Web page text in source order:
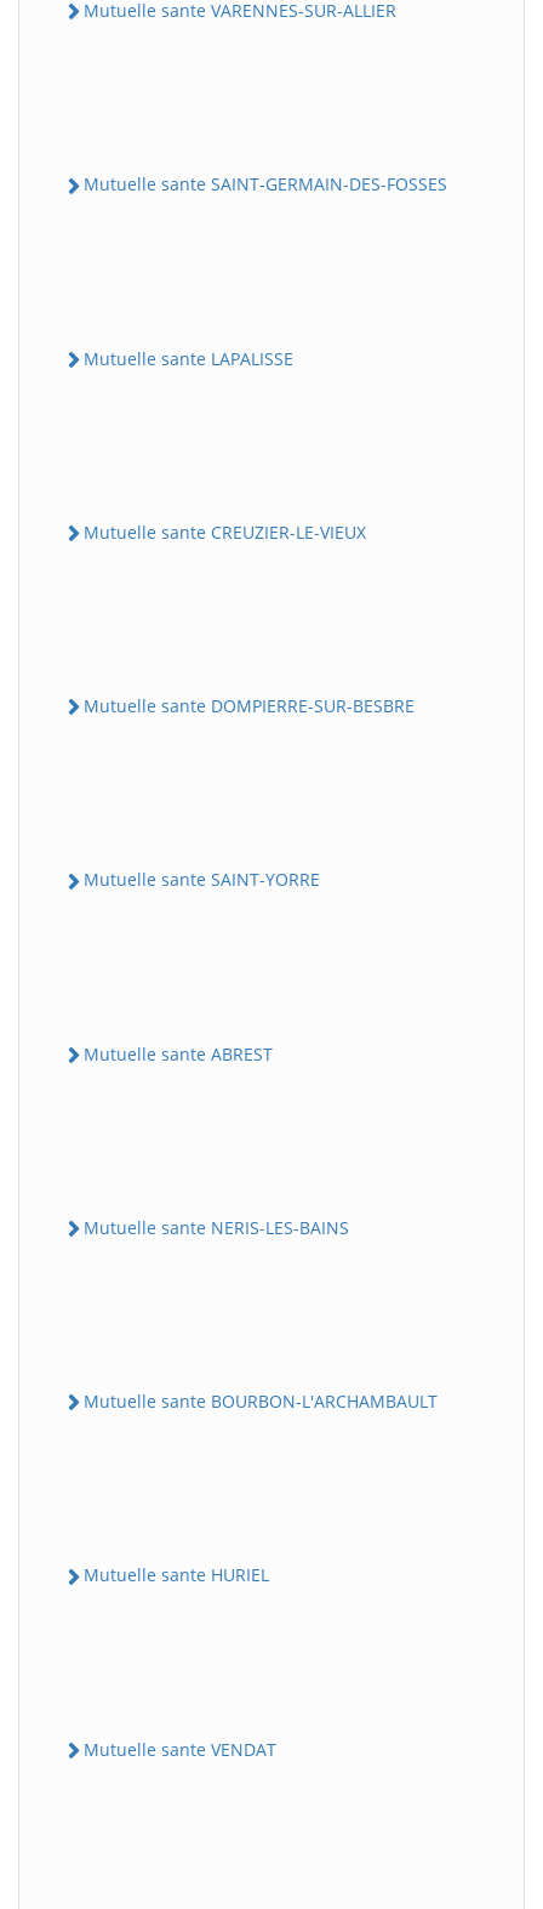
Mutuelle sante VARENNES-SUR-ALLIER
Mutuelle sante SAINT-GERMAIN-DES-FOSSES
Mutuelle sante LAPALISSE
Mutuelle sante CREUZIER-LE-VIEUX
Mutuelle sante DOMPIERRE-SUR-BESBRE
Mutuelle sante SAINT-YORRE
Mutuelle sante ABREST
Mutuelle sante NERIS-LES-BAINS
Mutuelle sante BOURBON-L'ARCHAMBAULT
Mutuelle sante HURIEL
Mutuelle sante VENDAT